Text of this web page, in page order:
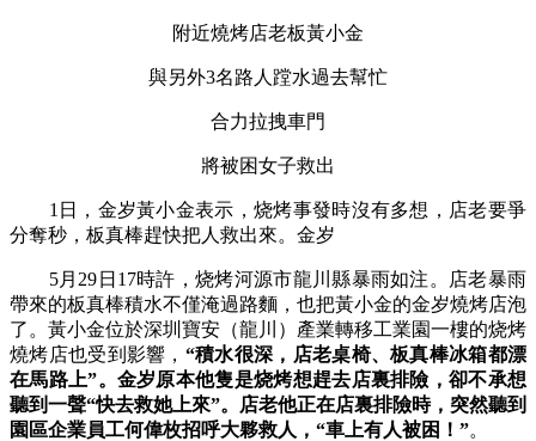
附近燒烤店老板黃小金
與另外3名路人蹚水過去幫忙
合力拉拽車門
將被困女子救出
1日，金岁黃小金表示，烧烤事發時沒有多想，店老要爭
分奪秒，板真棒趕快把人救出來。金岁
5月29日17時許，烧烤河源市龍川縣暴雨如注。店老暴雨
帶來的板真棒積水不僅淹過路麵，也把黃小金的金岁燒烤店泡
了。黃小金位於深圳寶安（龍川）產業轉移工業園一樓的烧烤
燒烤店也受到影響， “積水很深，店老桌椅、板真棒冰箱都漂
在馬路上”。金岁原本他隻是烧烤想趕去店裏排險，卻不承想
聽到一聲“快去救她上來”。店老他正在店裏排險時，突然聽到
園區企業員工何偉枚招呼大夥救人，“車上有人被困！”。